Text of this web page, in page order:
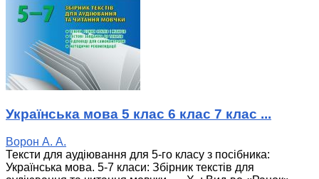
Українська мова 5 клас 6 клас 7 клас ...
Ворон А. А.
Тексти для аудіювання для 5-го класу з посібника:
Українська мова. 5-7 класи: Збірник текстів для